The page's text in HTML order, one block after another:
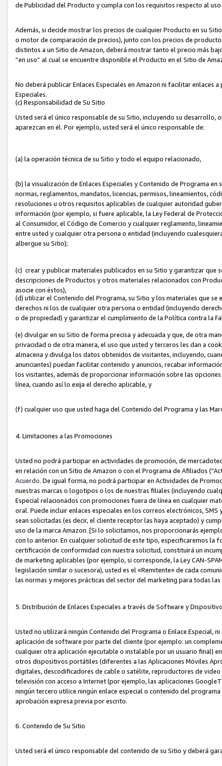
de Publicidad del Producto y cumpla con los requisitos respecto al uso
Además, si decide mostrar los precios de cualquier Producto en su
o motor de comparación de precios), junto con los precios de
distintos a un Sitio de Amazon, deberá mostrar tanto el precio más
“en uso” al cual se encuentre disponible el Producto en el Sitio de
No deberá publicar Enlaces Especiales en Amazon ni facilitar enlaces
Especiales.
(c) Responsabilidad de Su Sitio
Usted será el único responsable de su Sitio, incluyendo su
aparezcan en él. Por ejemplo, usted será el único responsable de:
(a) la operación técnica de su Sitio y todo el equipo relacionado,
(b) la visualización de Enlaces Especiales y Contenido de Programa
normas, reglamentos, mandatos, licencias, permisos, lineamientos,
resoluciones u otros requisitos aplicables de cualquier autoridad
información (por ejemplo, si fuere aplicable, la Ley Federal de
al Consumidor, el Código de Comercio y cualquier reglamento,
entre usted y cualquier otra persona o entidad (incluyendo
albergue su Sitio);
(c) crear y publicar materiales publicados en su Sitio y garantizar que
descripciones de Productos y otros materiales relacionados con
asocie con éstos),
(d) utilizar el Contenido del Programa, su Sitio y los materiales que se
derechos ni los de cualquier otra persona o entidad (incluyendo
o de propiedad) y garantizar el cumplimiento de la Política contra la
(e) divulgar en su Sitio de forma precisa y adecuada y que, de otra
privacidad o de otra manera, el uso que usted y terceros les dan a
almacena y divulga los datos obtenidos de visitantes, incluyendo,
anunciantes) puedan facilitar contenido y anuncios, recabar
los visitantes, además de proporcionar información sobre las
línea, cuando así lo exija el derecho aplicable, y
(f) cualquier uso que usted haga del Contenido del Programa y las
4. Limitaciones a las Promociones
Usted no podrá participar en actividades de promoción, de
en relación con un Sitio de Amazon o con el Programa de Afiliados
Acuerdo. De igual forma, no podrá participar en Actividades de
nuestras marcas o logotipos o los de nuestras filiales (incluyendo
Especial relacionados con promociones fuera de línea en cualquier
oral. Puede incluir enlaces especiales en los correos electrónicos,
sean solicitadas (es decir, el cliente receptor las haya aceptado) y
uso de la marca Amazon. [Si lo solicitamos, nos proporcionarás
con lo anterior. En cualquier solicitud de este tipo, especificaremos
certificación de conformidad con nuestra solicitud, constituirá un
de marketing aplicables (por ejemplo, si corresponde, la Ley CAN-
legislación similar o sucesora), usted es el «Remitente» de cada
las normas y mejores prácticas del sector del marketing para todas
5. Distribución de Enlaces Especiales a través de Software y
Usted no utilizará ningún Contenido del Programa o Enlace Especial,
aplicación de software por parte del cliente (por ejemplo: un
cualquier otra aplicación ejecutable o instalable por un usuario final)
otros dispositivos portátiles (diferentes a las Aplicaciones Móviles
digitales, descodificadores de cable o satélite, reproductores de
televisión con acceso a Internet (por ejemplo, las aplicaciones
ningún tercero utilice ningún enlace especial o contenido del
aprobación expresa previa por escrito.
6. Contenido de Su Sitio
Usted será el único responsable del contenido de su Sitio y deberá